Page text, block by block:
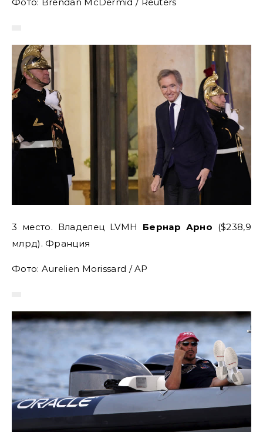
3 место. Владелец LVMH Бернар Арно ($238,9
млрд). Франция
Фото: Aurelien Morissard / AP